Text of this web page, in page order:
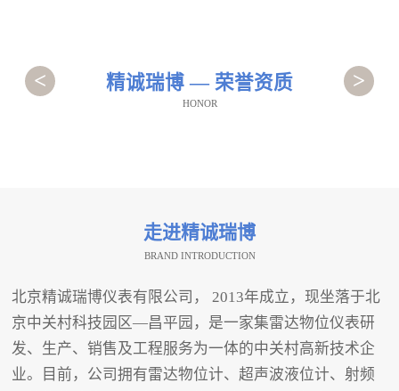
精诚瑞博 — 荣誉资质
HONOR
< >
走进精诚瑞博
BRAND INTRODUCTION
北京精诚瑞博仪表有限公司， 2013年成立，现坐落于北
京中关村科技园区—昌平园，是一家集雷达物位仪表研
发、生产、销售及工程服务为一体的中关村高新技术企
业。目前，公司拥有雷达物位计、超声波液位计、射频